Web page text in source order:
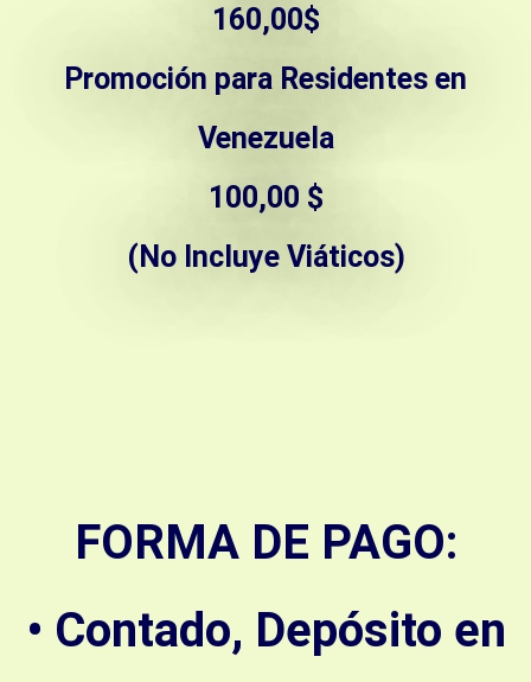
160,00$
Promoción para Residentes en
Venezuela
100,00 $
(No Incluye Viáticos)
FORMA DE PAGO:
• Contado, Depósito en